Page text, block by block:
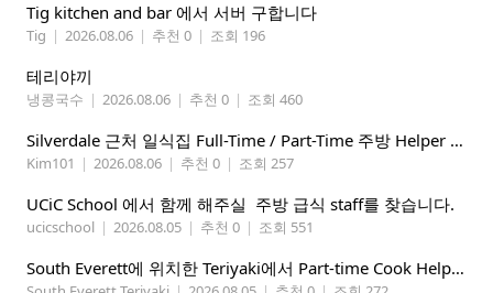
Tig kitchen and bar 에서 서버 구합니다
Tig | 2026.08.06 | 추천 0 | 조회 196
테리야끼
냉콩국수 | 2026.08.06 | 추천 0 | 조회 460
Silverdale 근처 일식집 Full-Time / Part-Time 주방 Helper 구합니다.
Kim101 | 2026.08.06 | 추천 0 | 조회 257
UCiC School 에서 함께 해주실 주방 급식 staff를 찾습니다.
ucicschool | 2026.08.05 | 추천 0 | 조회 551
South Everett에 위치한 Teriyaki에서 Part-time Cook Helper 구합니다. Mon-Sat, 4:00 pm-8:30 pm